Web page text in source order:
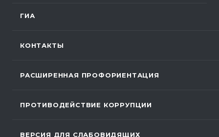
ГИА
КОНТАКТЫ
РАСШИРЕННАЯ ПРОФОРИЕНТАЦИЯ
ПРОТИВОДЕЙСТВИЕ КОРРУПЦИИ
ВЕРСИЯ ДЛЯ СЛАБОВИДЯЩИХ